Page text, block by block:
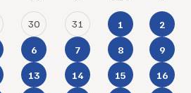
30 31 1 2
6 7 8 9
13 14 15 16